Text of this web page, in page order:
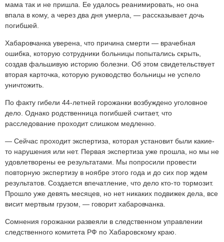
мама так и не пришла. Ее удалось реанимировать, но она
впала в кому, а через два дня умерла, — рассказывает дочь
погибшей.
Хабаровчанка уверена, что причина смерти — врачебная
ошибка, которую сотрудники больницы попытались скрыть,
создав фальшивую историю болезни. Об этом свидетельствует
вторая карточка, которую руководство больницы не успело
уничтожить.
По факту гибели 44-летней горожанки возбуждено уголовное
дело. Однако родственница погибшей считает, что
расследование проходит слишком медленно.
— Сейчас проходит экспертиза, которая установит были какие-
то нарушения или нет. Первая экспертиза уже прошла, но мы не
удовлетворены ее результатами. Мы попросили провести
повторную экспертизу в ноябре этого года и до сих пор ждем
результатов. Создается впечатление, что дело кто-то тормозит.
Прошло уже девять месяцев, но нет никаких подвижек дела, все
висит мертвым грузом, — говорит хабаровчанка.
Сомнения горожанки развеяли в следственном управлении
следственного комитета РФ по Хабаровскому краю.